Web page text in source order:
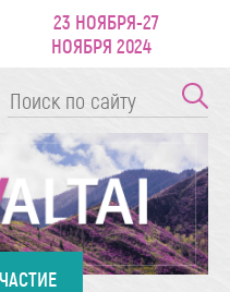
23 НОЯБРЯ-27
НОЯБРЯ 2024